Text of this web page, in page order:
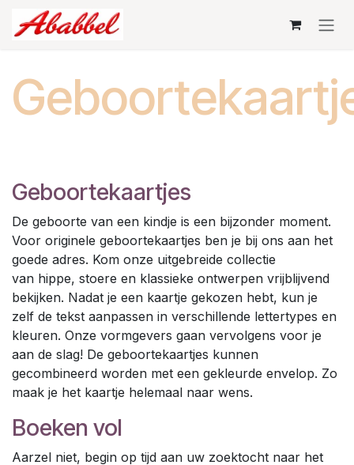
Overslaan naar inhoud
Geboortekaartjes
De geboorte van een kindje is een bijzonder moment.
Voor originele geboortekaartjes ben je bij ons aan het
goede adres. Kom onze uitgebreide collectie
van hippe, stoere en klassieke ontwerpen vrijblijvend
bekijken. Nadat je een kaartje gekozen hebt, kun je
zelf de tekst aanpassen in verschillende lettertypes en
kleuren. Onze vormgevers gaan vervolgens voor je
aan de slag! De geboortekaartjes kunnen
gecombineerd worden met een gekleurde envelop. Zo
maak je het kaartje helemaal naar wens.
Boeken vol
Aarzel niet, begin op tijd aan uw zoektocht naar het